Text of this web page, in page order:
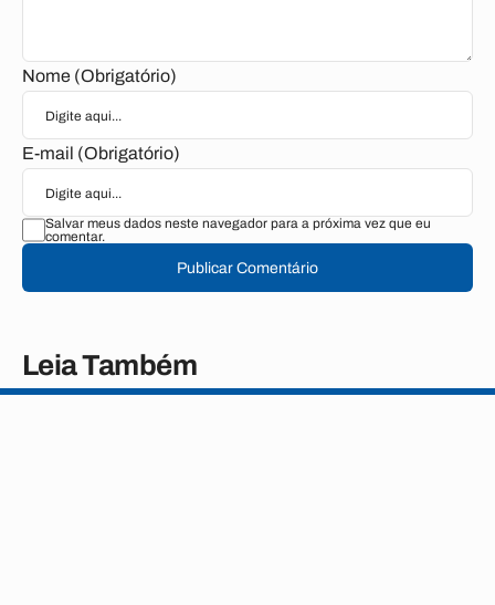
Nome (Obrigatório)
E-mail (Obrigatório)
Salvar meus dados neste navegador para a próxima vez que eu
comentar.
Publicar Comentário
Leia Também